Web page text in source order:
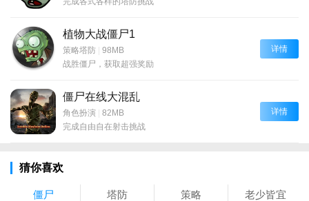
植物大战僵尸1
策略塔防 | 98MB
战胜僵尸，获取超强奖励
详情
僵尸在线大混乱
角色扮演 | 82MB
完成自由自在射击挑战
详情
猜你喜欢
僵尸 塔防 策略 老少皆宜